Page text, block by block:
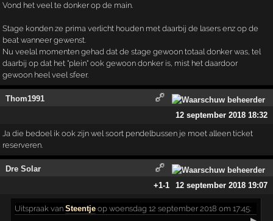
Vond het veel te donker op de main.
Stage konden ze prima verlicht houden met daarbij de lasers enz op de
beat wanneer gewenst.
Nu veelal momenten gehad dat de stage gewoon totaal donker was, tel
daarbij op dat het "plein" ook gewoon donker is, mist het daardoor
gewoon heel veel sfeer.
Thom1991
12 september 2018 18:32
Ja die bedoel ik ook zijn wel soort pendelbussen je moet alleen ticket
reserveren.
Dre Solar
+1-1 12 september 2018 19:07
Uitspraak vanSteentje op woensdag 12 september 2018 om 17:45: